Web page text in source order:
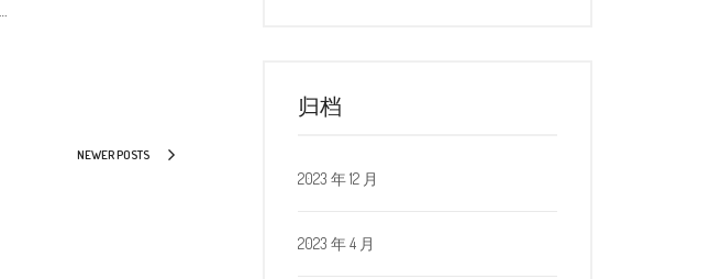
NEWER POSTS
归档
2023 年 12 月
2023 年 4 月